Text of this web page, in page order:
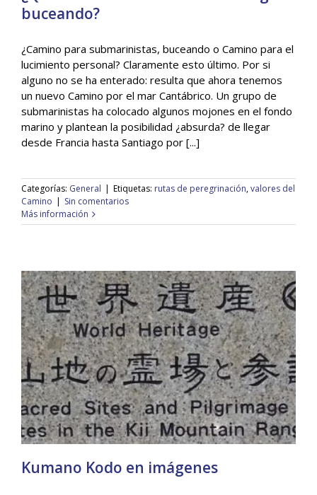
¿Que es eso del Camino de Santiago
buceando?
General
buceando?
¿Camino para submarinistas, buceando o Camino para el
lucimiento personal? Claramente esto último. Por si
alguno no se ha enterado: resulta que ahora tenemos
un nuevo Camino por el mar Cantábrico. Un grupo de
submarinistas ha colocado algunos mojones en el fondo
marino y plantean la posibilidad ¿absurda? de llegar
desde Francia hasta Santiago por [...]
Categorías: General | Etiquetas: rutas de peregrinación,valores del
Camino | Sin comentarios
Más información
Kumano Kodo en imágenes